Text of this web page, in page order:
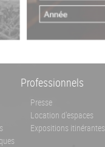
Professionnels
Presse
Location d'espaces
Expositions itinérantes